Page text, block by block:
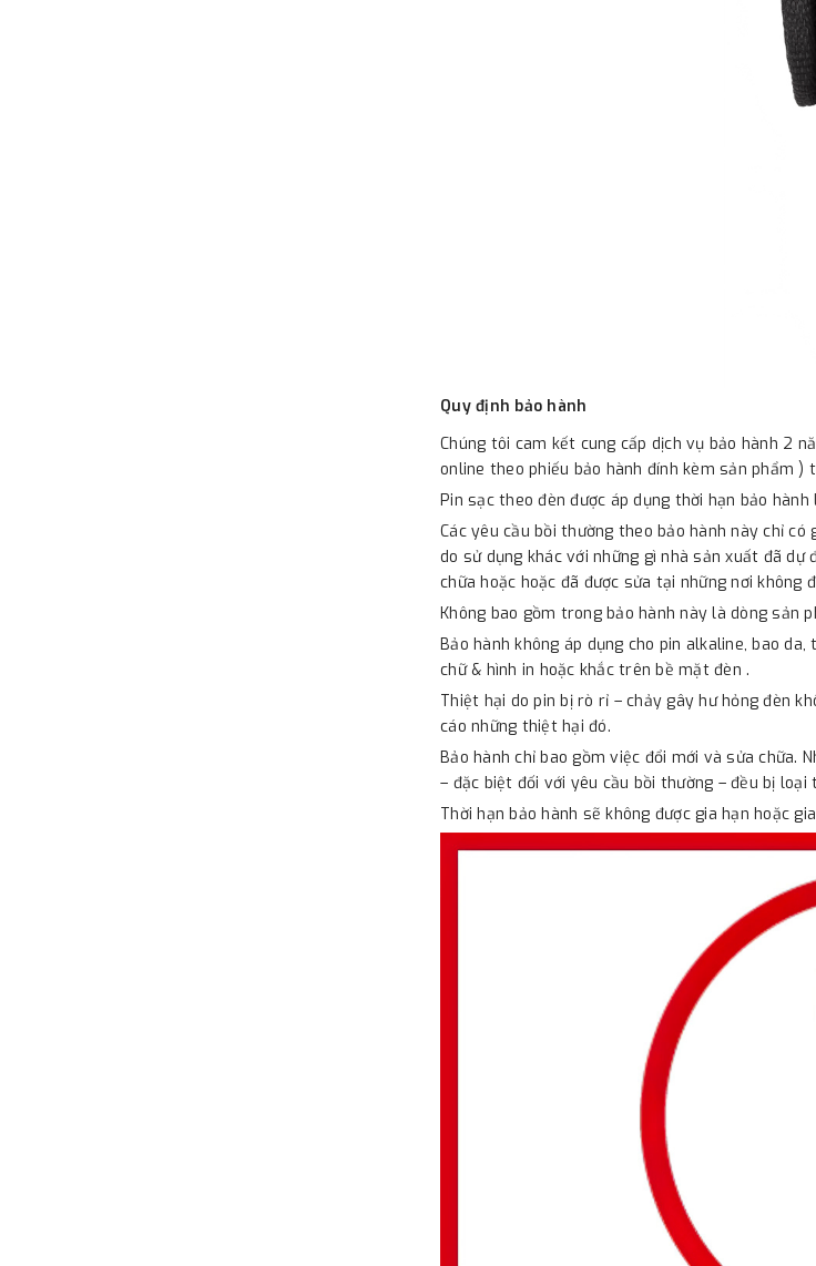
Quy định bảo hành
Chúng tôi cam kết cung cấp dịch vụ bảo hành 2
online theo phiếu bảo hành đính kèm sản phẩm )
Pin sạc theo đèn được áp dụng thời hạn bảo hành
Các yêu cầu bồi thường theo bảo hành này chỉ
do sử dụng khác với những gì nhà sản xuất đã dự
chữa hoặc hoặc đã được sửa tại những nơi không
Không bao gồm trong bảo hành này là dòng sản
Bảo hành không áp dụng cho pin alkaline, bao
chữ & hình in hoặc khắc trên bề mặt đèn .
Thiệt hại do pin bị rò rỉ – chảy gây hư hỏng đèn
cáo những thiệt hại đó.
Bảo hành chỉ bao gồm việc đổi mới và sửa chữa.
– đặc biệt đối với yêu cầu bồi thường – đều bị loại
Thời hạn bảo hành sẽ không được gia hạn hoặc